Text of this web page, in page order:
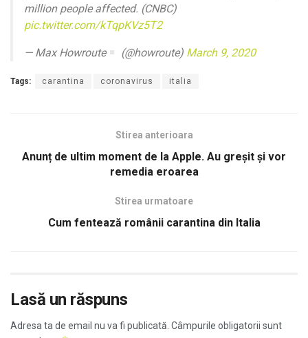
million people affected. (CNBC)
pic.twitter.com/kTqpKVz5T2
— Max Howroute (@howroute) March 9, 2020
Tags: carantina coronavirus italia
Stirea anterioara
Anunț de ultim moment de la Apple. Au greșit și vor
remedia eroarea
Stirea urmatoare
Cum fentează românii carantina din Italia
Lasă un răspuns
Adresa ta de email nu va fi publicată. Câmpurile obligatorii sunt